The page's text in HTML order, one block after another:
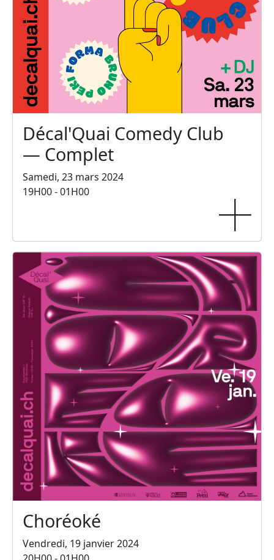
Décal'Quai Comedy Club
— Complet
Samedi, 23 mars 2024
19H00 - 01H00
Choréoké
Vendredi, 19 janvier 2024